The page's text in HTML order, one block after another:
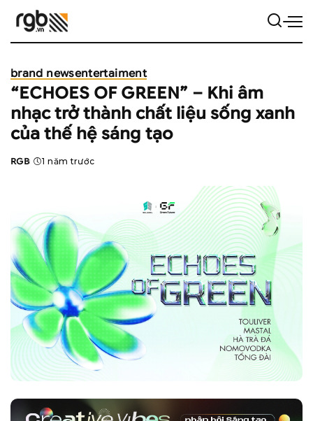
brand newsentertaiment
“ECHOES OF GREEN” – Khi âm
nhạc trở thành chất liệu sống xanh
của thế hệ sáng tạo
Posted
RGB 1 năm trước